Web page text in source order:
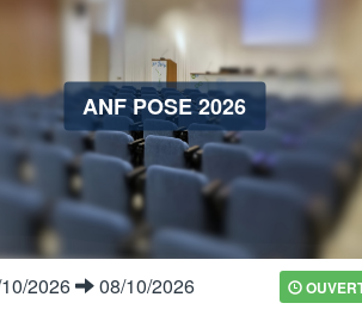
ANF POSE 2026
2026 08/10/2026